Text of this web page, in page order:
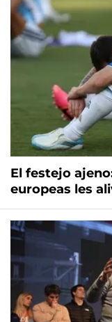
El festejo
europeas les